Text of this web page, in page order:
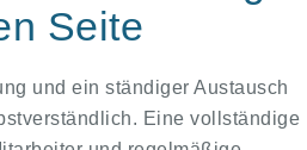
Seite
und ein ständiger Austausch
Eine vollständige